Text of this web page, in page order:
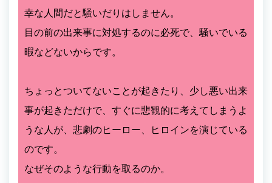
幸な人間だと騒いだりはしません。
目の前の出来事に対処するのに必死で、騒いでいる
暇などないからです。
ちょっとついてないことが起きたり、少し悪い出来
事が起きただけで、すぐに悲観的に考えてしまうよ
うな人が、悲劇のヒーロー、ヒロインを演じている
のです。
なぜそのような行動を取るのか。